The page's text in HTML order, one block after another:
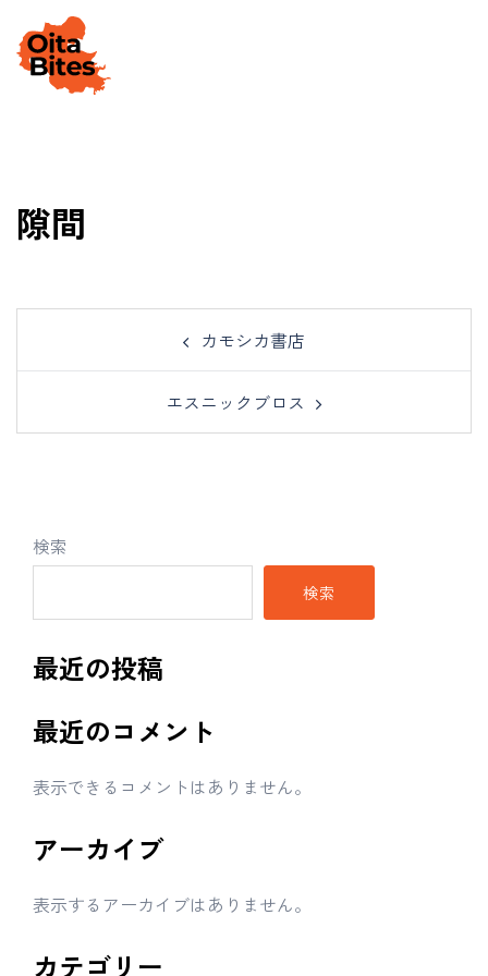
content
隙間
Post
カモシカ書店
エスニックブロス
検索
検索
最近の投稿
最近のコメント
表示できるコメントはありません。
アーカイブ
表示するアーカイブはありません。
カテゴリー